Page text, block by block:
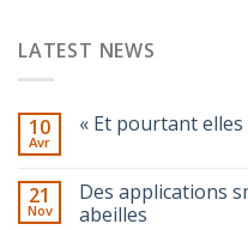
LATEST NEWS
10
Avr
« Et pourtant elles
21
Nov
Des applications
abeilles